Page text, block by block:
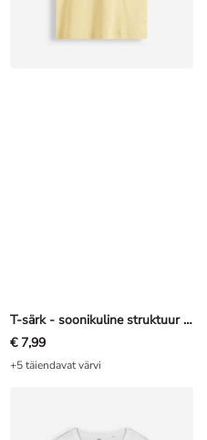
€ 7,99
+5 täiendavat värvi